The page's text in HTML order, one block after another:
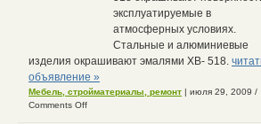
эксплуатируемые в
атмосферных условиях.
Стальные и алюминиевые
изделия окрашивают эмалями ХВ- 518.
объявление »
Мебель, стройматериалы, ремонт | июля 29, 2009 /
Comments Off